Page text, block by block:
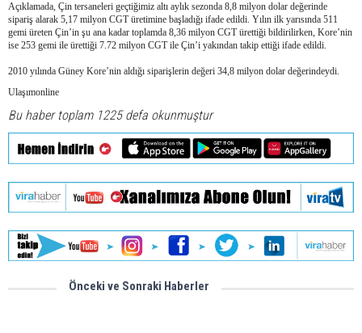
Açıklamada, Çin tersaneleri geçtiğimiz altı aylık sezonda 8,8 milyon dolar değerinde
sipariş alarak 5,17 milyon CGT üretimine başladığı ifade edildi. Yılın ilk yarısında 511
gemi üreten Çin’in şu ana kadar toplamda 8,36 milyon CGT ürettiği bildirilirken, Kore’nin
ise 253 gemi ile ürettiği 7.72 milyon CGT ile Çin’i yakından takip ettiği ifade edildi.
2010 yılında Güney Kore’nin aldığı siparişlerin değeri 34,8 milyon dolar değerindeydi.
Ulaşımonline
Bu haber toplam 1225 defa okunmuştur
Önceki ve Sonraki Haberler